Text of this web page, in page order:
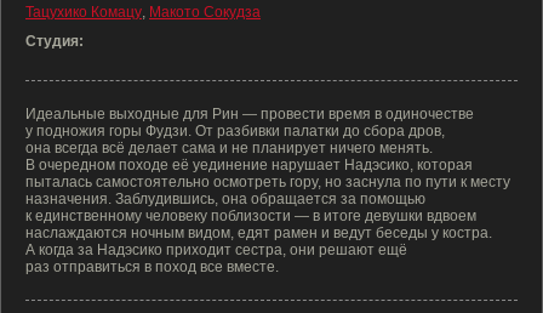
Тацухико Комацу, Макото Сокудза
Студия:
Идеальные выходные для Рин — провести время в одиночестве
у подножия горы Фудзи. От разбивки палатки до сбора дров,
она всегда всё делает сама и не планирует ничего менять.
В очередном походе её уединение нарушает Надэсико, которая
пыталась самостоятельно осмотреть гору, но заснула по пути к месту
назначения. Заблудившись, она обращается за помощью
к единственному человеку поблизости — в итоге девушки вдвоем
наслаждаются ночным видом, едят рамен и ведут беседы у костра.
А когда за Надэсико приходит сестра, они решают ещё
раз отправиться в поход все вместе.